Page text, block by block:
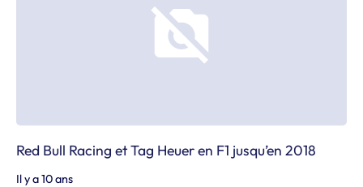
Red Bull Racing et Tag Heuer en F1 jusqu’en 2018
Il y a 10 ans